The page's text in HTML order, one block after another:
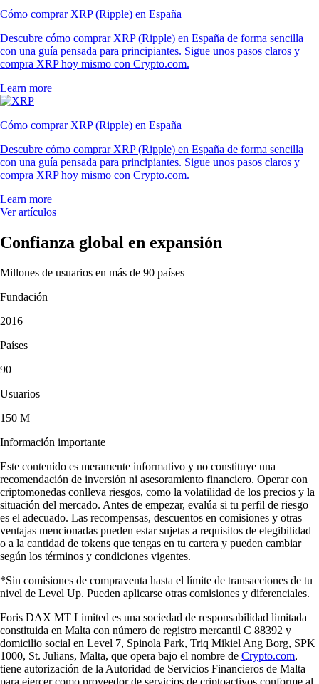
Cómo comprar XRP (Ripple) en España
Descubre cómo comprar XRP (Ripple) en España de forma sencilla
con una guía pensada para principiantes. Sigue unos pasos claros y
compra XRP hoy mismo con Crypto.com.
Learn more
Cómo comprar XRP (Ripple) en España
Descubre cómo comprar XRP (Ripple) en España de forma sencilla
con una guía pensada para principiantes. Sigue unos pasos claros y
compra XRP hoy mismo con Crypto.com.
Learn more
Ver artículos
Confianza global en expansión
Millones de usuarios en más de 90 países
Fundación
2016
Países
90
Usuarios
150 M
Información importante
Este contenido es meramente informativo y no constituye una
recomendación de inversión ni asesoramiento financiero. Operar con
criptomonedas conlleva riesgos, como la volatilidad de los precios y la
situación del mercado. Antes de empezar, evalúa si tu perfil de riesgo
es el adecuado. Las recompensas, descuentos en comisiones y otras
ventajas mencionadas pueden estar sujetas a requisitos de elegibilidad
o a la cantidad de tokens que tengas en tu cartera y pueden cambiar
según los términos y condiciones vigentes.
*Sin comisiones de compraventa hasta el límite de transacciones de tu
nivel de Level Up. Pueden aplicarse otras comisiones y diferenciales.
Foris DAX MT Limited es una sociedad de responsabilidad limitada
constituida en Malta con número de registro mercantil C 88392 y
domicilio social en Level 7, Spinola Park, Triq Mikiel Ang Borg, SPK
1000, St. Julians, Malta, que opera bajo el nombre de Crypto.com,
tiene autorización de la Autoridad de Servicios Financieros de Malta
para ejercer como proveedor de servicios de criptoactivos conforme al